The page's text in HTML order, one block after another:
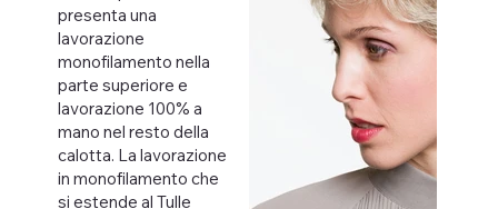
presenta una
lavorazione
monofilamento nella
parte superiore e
lavorazione 100% a
mano nel resto della
calotta. La lavorazione
in monofilamento che
si estende al Tulle